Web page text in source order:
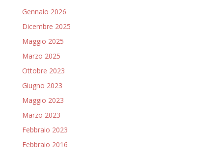
Gennaio 2026
Dicembre 2025
Maggio 2025
Marzo 2025
Ottobre 2023
Giugno 2023
Maggio 2023
Marzo 2023
Febbraio 2023
Febbraio 2016